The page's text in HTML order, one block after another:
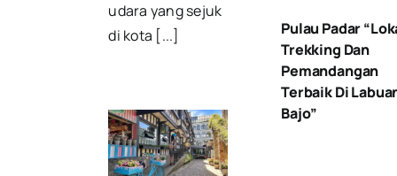
udara yang sejuk
di kota [...]
Pulau Padar
Trekking Dan
Pemandangan
Terbaik Di
Bajo”